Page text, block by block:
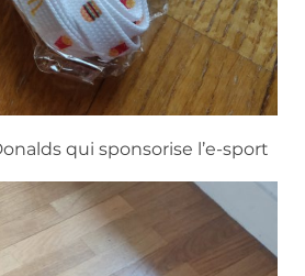
qui sponsorise l’e-sport